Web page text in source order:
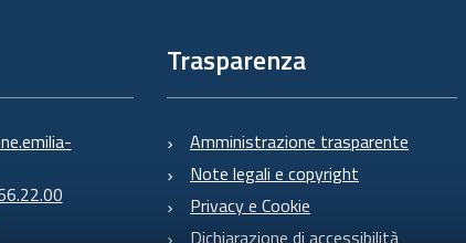
Trasparenza
Amministrazione trasparente
Note legali e copyright
Privacy e Cookie
Dichiarazione di accessibilità